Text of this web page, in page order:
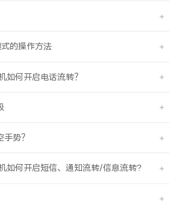
的操作方法
如何开启电话流转？
势？
如何开启短信、通知流转/信息流转?